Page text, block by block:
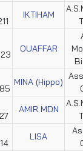
IKTIHAM
OUAFFAR
MINA (Hippo)
AMIR MDN
LISA